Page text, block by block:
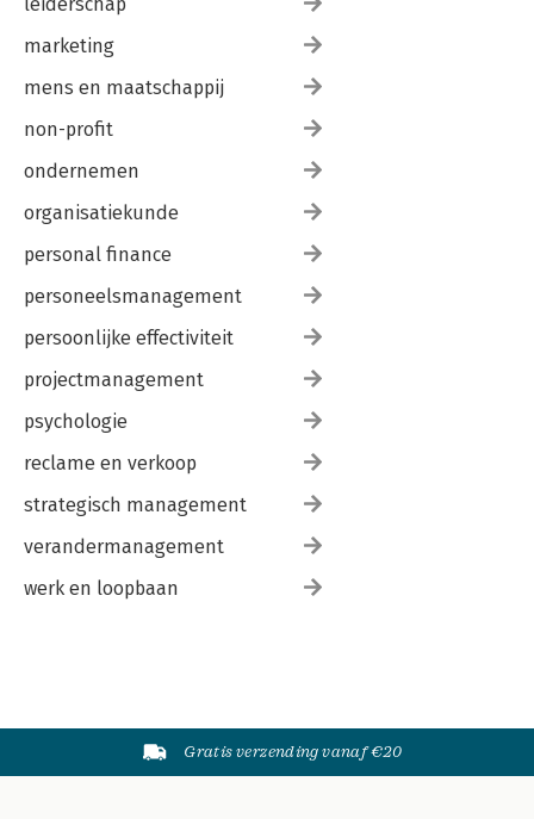
marketing
mens en maatschappij
non-profit
ondernemen
organisatiekunde
personal finance
personeelsmanagement
persoonlijke effectiviteit
projectmanagement
psychologie
reclame en verkoop
strategisch management
verandermanagement
werk en loopbaan
Gratis verzending vanaf €20